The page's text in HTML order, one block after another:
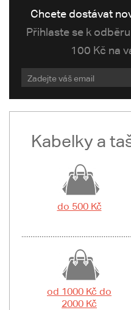
Chcete dostávat
Přihlaste se k
100 Kč na
Kabelky a
do 500 Kč
od 1000 Kč do
2000 Kč